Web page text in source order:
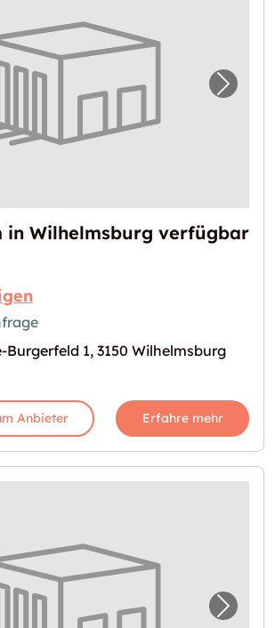
Bild für "Lagerraum in
in Wilhelmsburg verfügbar
1, 3150 Wilhelmsburg
Anbieter Erfahre mehr
Bild für "In Prinzersdorf eine